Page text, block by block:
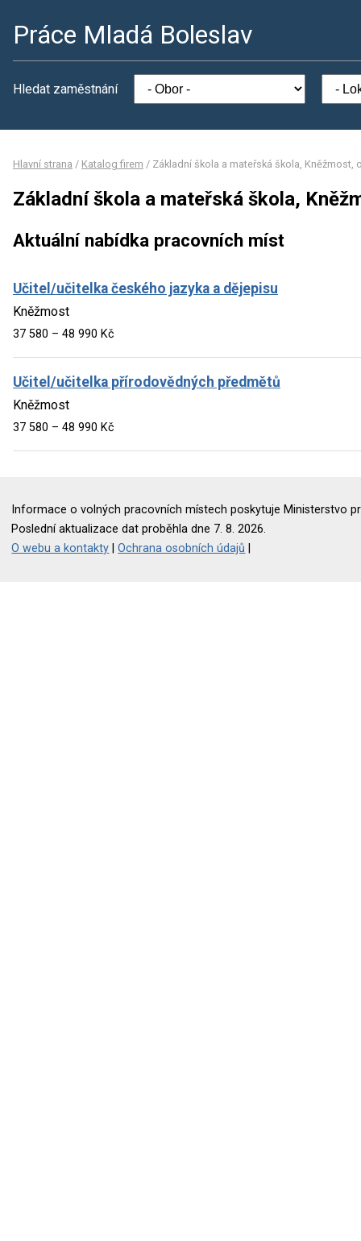
Práce Mladá Boleslav
Hledat zaměstnání
Hlavní strana / Katalog firem / Základní škola a mateřská škola, Kněžmost,
Základní škola a mateřská škola,
Aktuální nabídka pracovních míst
Učitel/učitelka českého jazyka a dějepisu
Kněžmost
37 580 – 48 990 Kč
Učitel/učitelka přírodovědných předmětů
Kněžmost
37 580 – 48 990 Kč
Informace o volných pracovních místech poskytuje Ministerstvo
Poslední aktualizace dat proběhla dne 7. 8. 2026.
O webu a kontakty |Ochrana osobních údajů